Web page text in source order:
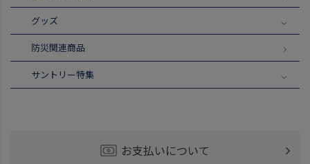
グッズ
防災関連商品
サントリー特集
お支払いについて